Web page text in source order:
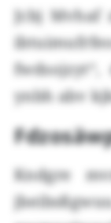
Jcbj Mvhaf
ynbh abv
Kndgre